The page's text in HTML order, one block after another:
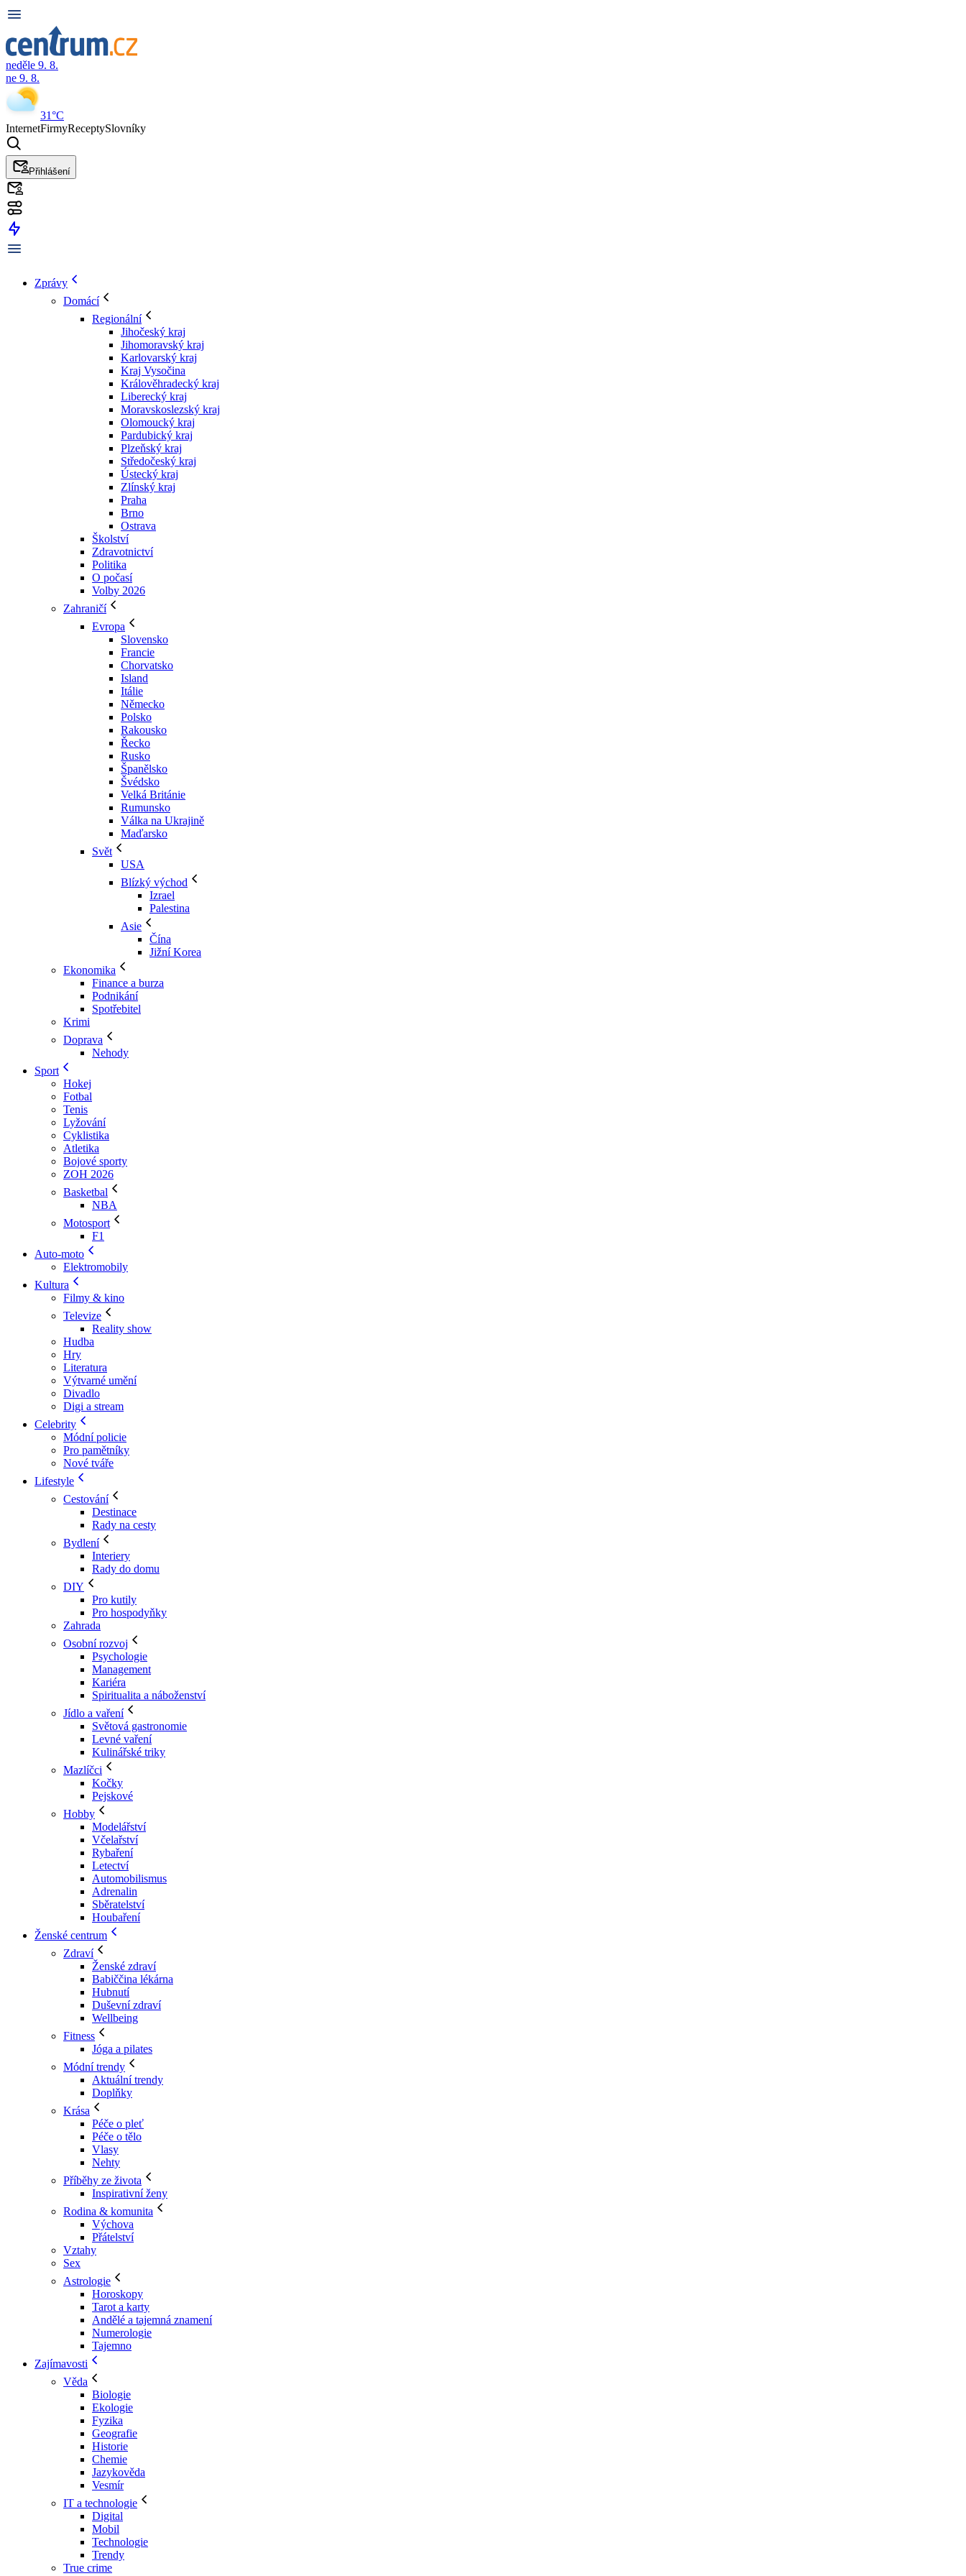
neděle 9. 8.
ne 9. 8.
31°C
InternetFirmyReceptySlovníky
Přihlášení
Zprávy
Domácí
Regionální
Jihočeský kraj
Jihomoravský kraj
Karlovarský kraj
Kraj Vysočina
Králověhradecký kraj
Liberecký kraj
Moravskoslezský kraj
Olomoucký kraj
Pardubický kraj
Plzeňský kraj
Středočeský kraj
Ústecký kraj
Zlínský kraj
Praha
Brno
Ostrava
Školství
Zdravotnictví
Politika
O počasí
Volby 2026
Zahraničí
Evropa
Slovensko
Francie
Chorvatsko
Island
Itálie
Německo
Polsko
Rakousko
Řecko
Rusko
Španělsko
Švédsko
Velká Británie
Rumunsko
Válka na Ukrajině
Maďarsko
Svět
USA
Blízký východ
Izrael
Palestina
Asie
Čína
Jižní Korea
Ekonomika
Finance a burza
Podnikání
Spotřebitel
Krimi
Doprava
Nehody
Sport
Hokej
Fotbal
Tenis
Lyžování
Cyklistika
Atletika
Bojové sporty
ZOH 2026
Basketbal
NBA
Motosport
F1
Auto-moto
Elektromobily
Kultura
Filmy & kino
Televize
Reality show
Hudba
Hry
Literatura
Výtvarné umění
Divadlo
Digi a stream
Celebrity
Módní policie
Pro pamětníky
Nové tváře
Lifestyle
Cestování
Destinace
Rady na cesty
Bydlení
Interiery
Rady do domu
DIY
Pro kutily
Pro hospodyňky
Zahrada
Osobní rozvoj
Psychologie
Management
Kariéra
Spiritualita a náboženství
Jídlo a vaření
Světová gastronomie
Levné vaření
Kulinářské triky
Mazlíčci
Kočky
Pejskové
Hobby
Modelářství
Včelařství
Rybaření
Letectví
Automobilismus
Adrenalin
Sběratelství
Houbaření
Ženské centrum
Zdraví
Ženské zdraví
Babiččina lékárna
Hubnutí
Duševní zdraví
Wellbeing
Fitness
Jóga a pilates
Módní trendy
Aktuální trendy
Doplňky
Krása
Péče o pleť
Péče o tělo
Vlasy
Nehty
Příběhy ze života
Inspirativní ženy
Rodina & komunita
Výchova
Přátelství
Vztahy
Sex
Astrologie
Horoskopy
Tarot a karty
Andělé a tajemná znamení
Numerologie
Tajemno
Zajímavosti
Věda
Biologie
Ekologie
Fyzika
Geografie
Historie
Chemie
Jazykověda
Vesmír
IT a technologie
Digital
Mobil
Technologie
Trendy
True crime